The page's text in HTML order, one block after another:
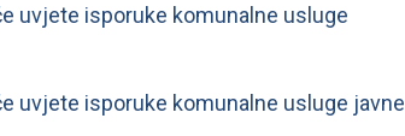
uvjete isporuke komunalne usluge
uvjete isporuke komunalne usluge javne